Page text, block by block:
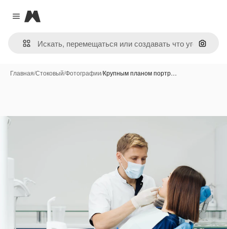
Close menu
Magnific
Поиск
Главная/Стоковый/Фотографии/Крупным планом портр…